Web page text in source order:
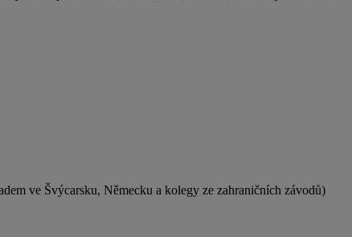
ve Švýcarsku, Německu a kolegy ze zahraničních závodů)